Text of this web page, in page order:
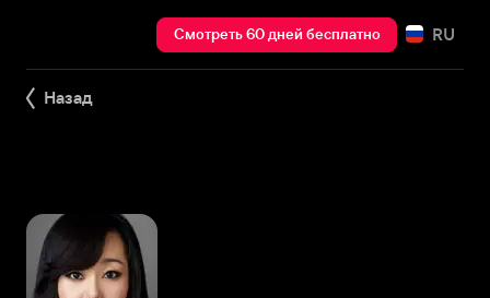
Смотреть 60 дней бесплатно RU
Назад